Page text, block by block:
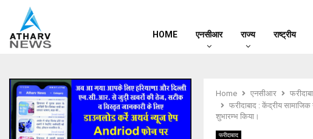
HOME एनसीआर राज्य राष्ट्रीय
Home एनसीआर
फरीदाबाद : केंद्रीय
शुभारम्भ किया।
फरीदाबाद